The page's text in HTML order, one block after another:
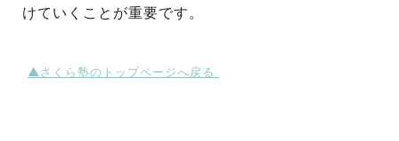
けていくことが重要です。
▲さくら塾の トップページへ戻る